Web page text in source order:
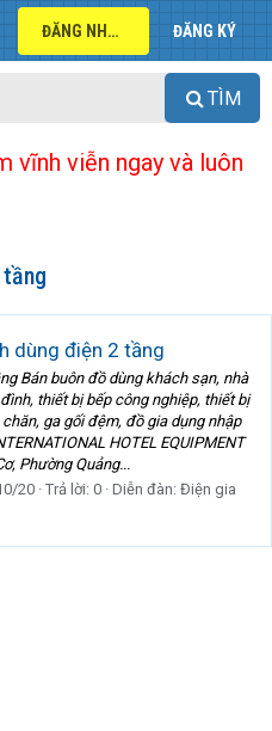
ĐĂNG NHẬP ĐĂNG KÝ
TÌM
vĩnh viễn ngay và luôn
dùng điện 2 tầng
Bán buôn đồ dùng khách sạn, nhà
thiết bị bếp công nghiệp, thiết bị
ga gối đệm, đồ gia dụng nhập
HOTEL EQUIPMENT
Phường Quảng...
20 Trả lời: 0 Diễn đàn: Điện gia